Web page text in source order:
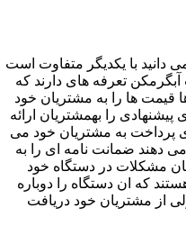
دانید با یکدیگر متفاوت است
تعرفه های دارند که
قیمت ها را به مشتریان خود
پیشنهادی را بهمشتریان ارائه
پرداخت به مشتریان خود می
دهند ضمانت نامه ای را به
مشکلات در دستگاه خود
که ان دستگاه را دوباره
از مشتریان خود دریافت